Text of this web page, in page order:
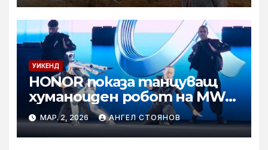
УИКЕНД
HONOR показа танцуващ
хуманоиден робот на MWC
2026
МАР. 2, 2026 АНГЕЛ СТОЯНОВ